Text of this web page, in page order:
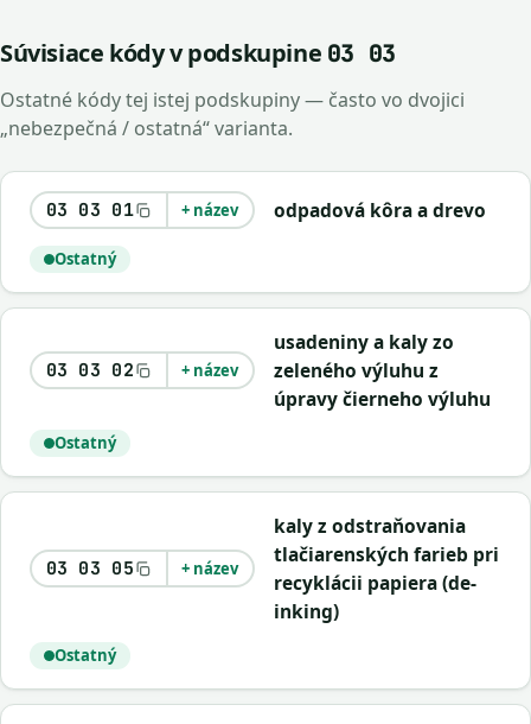
Súvisiace kódy v podskupine 03 03
Ostatné kódy tej istej podskupiny — často vo dvojici
„nebezpečná / ostatná“ varianta.
03 03 01 + název odpadová kôra a drevo
Ostatný
03 03 02 + název
usadeniny a kaly zo
zeleného výluhu z
úpravy čierneho výluhu
Ostatný
03 03 05 + název
kaly z odstraňovania
tlačiarenských farieb pri
recyklácii papiera (de-
inking)
Ostatný